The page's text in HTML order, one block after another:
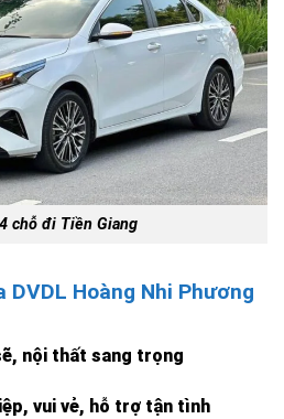
chỗ đi Tiền Giang
Hoàng Nhi Phương
nội thất sang trọng
vui vẻ, hỗ trợ tận tình